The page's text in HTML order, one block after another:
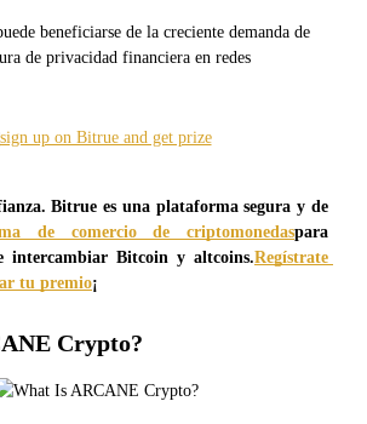
traders
beneficiarse de la creciente demanda de
de privacidad financiera en redes
Bitrue es una plataforma segura y de
de comercio de criptomonedaspara
intercambiar Bitcoin y altcoins.Regístrate
tu premio¡
Crypto?